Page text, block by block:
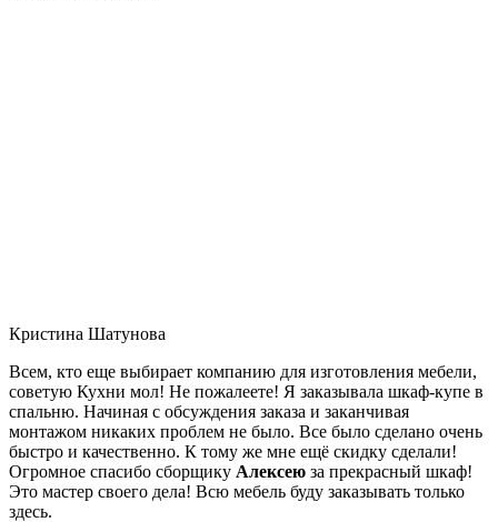
Кристина Шатунова
Всем, кто еще выбирает компанию для изготовления мебели,
советую Кухни мол! Не пожалеете! Я заказывала шкаф-купе в
спальню. Начиная с обсуждения заказа и заканчивая
монтажом никаких проблем не было. Все было сделано очень
быстро и качественно. К тому же мне ещё скидку сделали!
Огромное спасибо сборщику Алексею за прекрасный шкаф!
Это мастер своего дела! Всю мебель буду заказывать только
здесь.